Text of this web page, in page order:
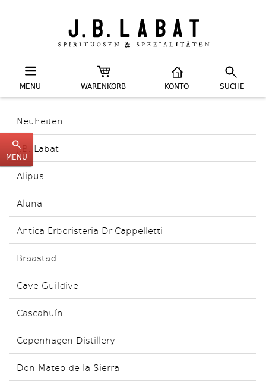
MENU WARENKORB KONTO SUCHE
Neuheiten
J.B. Labat
Alípus
Aluna
Antica Erboristeria Dr.Cappelletti
Braastad
Cave Guildive
Cascahuín
Copenhagen Distillery
Don Mateo de la Sierra
MENU